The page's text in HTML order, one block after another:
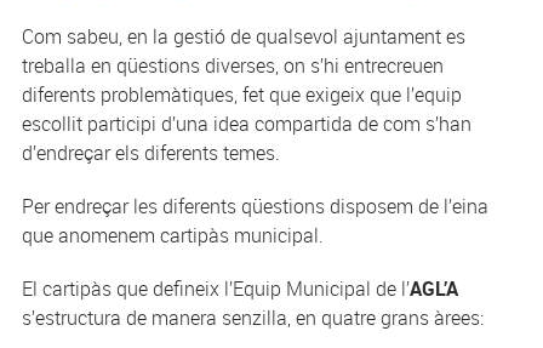
Com sabeu, en la gestió de qualsevol ajuntament es
treballa en qüestions diverses, on s’hi entrecreuen
diferents problemàtiques, fet que exigeix que l’equip
escollit participi d’una idea compartida de com s’han
d’endreçar els diferents temes.
Per endreçar les diferents qüestions disposem de l’eina
que anomenem cartipàs municipal.
El cartipàs que defineix l’Equip Municipal de l’AGL’A
s’estructura de manera senzilla, en quatre grans àrees: